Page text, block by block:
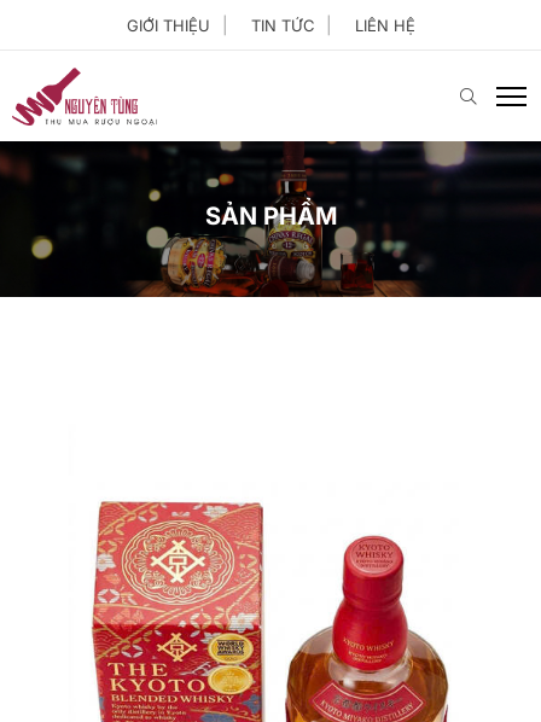
GIỚI THIỆU TIN TỨC LIÊN HỆ
SẢN PHẨM